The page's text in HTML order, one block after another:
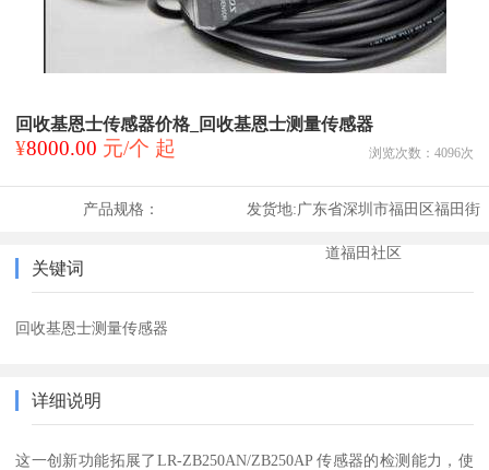
回收基恩士传感器价格_回收基恩士测量传感器
¥8000.00 元/个 起 浏览次数： 4096次
产品规格： 发货地:广东省深圳市福田区福田街
道福田社区
关键词
回收基恩士测量传感器
详细说明
这一创新功能拓展了LR-ZB250AN/ZB250AP 传感器的检测能力，使